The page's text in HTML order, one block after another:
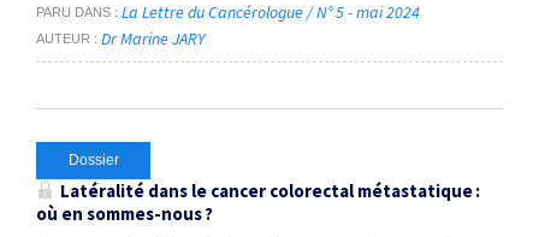
PARU DANS La Lettre du Cancérologue / N° 5 - mai 2024
AUTEUR Dr Marine JARY
Dossier
Latéralité dans le cancer colorectal métastatique :
où en sommes-nous ?